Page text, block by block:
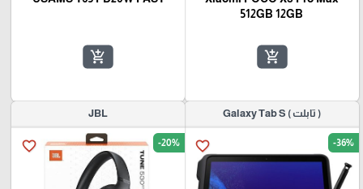
512GB 12GB
add_shopping_cart
add_shopping_cart
( تابلت ) Galaxy Tab S
favorite_border -36%
JBL
favorite_border -20%